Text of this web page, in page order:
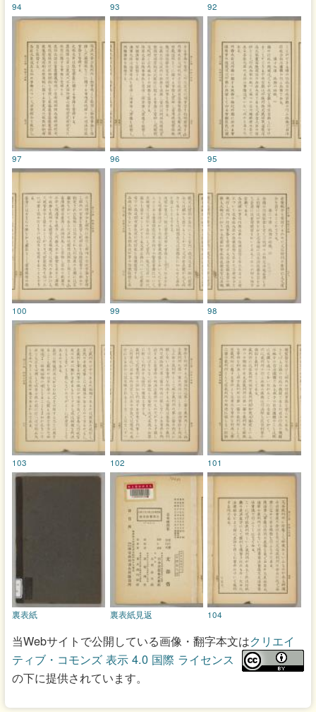
92
93
94
95
96
97
98
99
100
101
102
103
104
裏表紙見返
裏表紙
当Webサイトで公開している画像・翻字本文はクリエイ
ティブ・コモンズ 表示 4.0 国際 ライセンス
の下に提供されています。